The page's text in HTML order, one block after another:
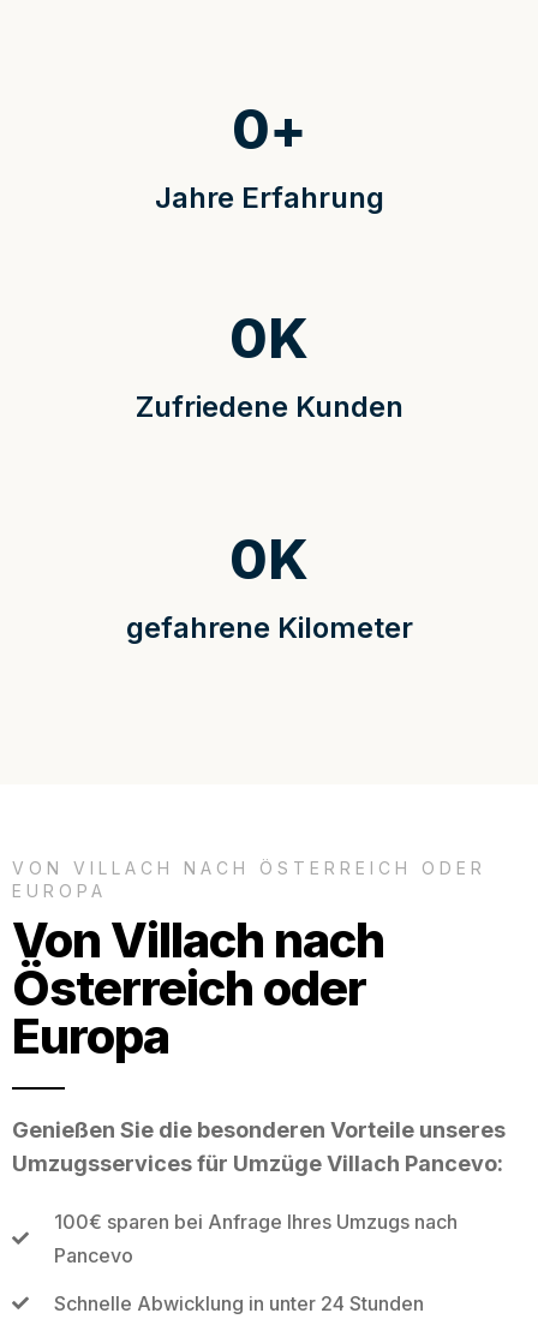
Jahre Erfahrung
0+
Zufriedene Kunden
0K
gefahrene Kilometer
0K
VON VILLACH NACH ÖSTERREICH ODER
EUROPA
Von Villach nach
Österreich oder
Europa
Genießen Sie die besonderen Vorteile unseres
Umzugsservices für Umzüge Villach Pancevo:
100€ sparen bei Anfrage Ihres Umzugs nach
Pancevo
Schnelle Abwicklung in unter 24 Stunden